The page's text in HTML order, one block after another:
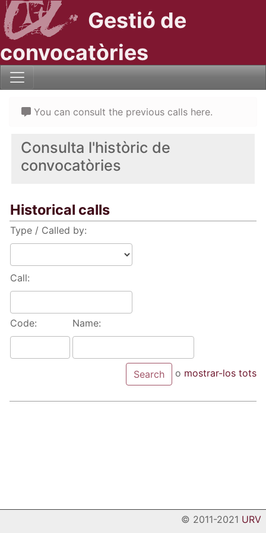
Gestió de
convocatòries
Consulta l'històric de
convocatòries
Historical calls
Type / Called by:
Call:
Code: Name:
o mostrar-los tots
You can consult the previous calls here.
© 2011-2021 URV